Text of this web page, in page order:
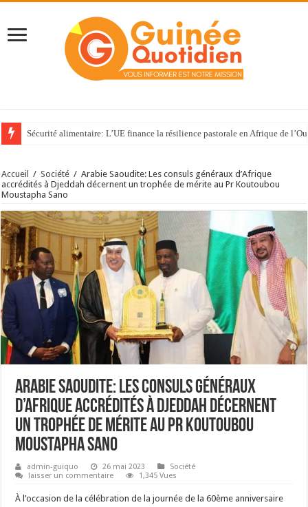
Sécurité alimentaire: L’UE finance la résilience pastorale en Afrique de
Accueil / Société / Arabie Saoudite: Les consuls généraux d’Afrique
accrédités à Djeddah décernent un trophée de mérite au Pr Koutoubou
Moustapha Sano
Arabie Saoudite: Les consuls généraux
d’Afrique accrédités à Djeddah décernent
un trophée de mérite au Pr Koutoubou
Moustapha Sano
admin-guiquo 26 mai 2023
Société
laisser un commentaire
1,345 Vues
À l’occasion de la célébration de la journée de la 60ème anniversaire